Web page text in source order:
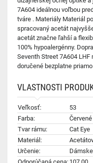
7A604 ideálnou voľbou
tváre . Materiály Materiál
spracovaný acetát
acetát značne ľahší a
100% hypoalergénny.
Seventh Street 7A604 LHF
doručené bezplatne
VLASTNOSTI
Veľkosť:
53
Farba:
Červené
Tvar rámu:
Cat Eye
Materiál:
Určenie:
Dámske